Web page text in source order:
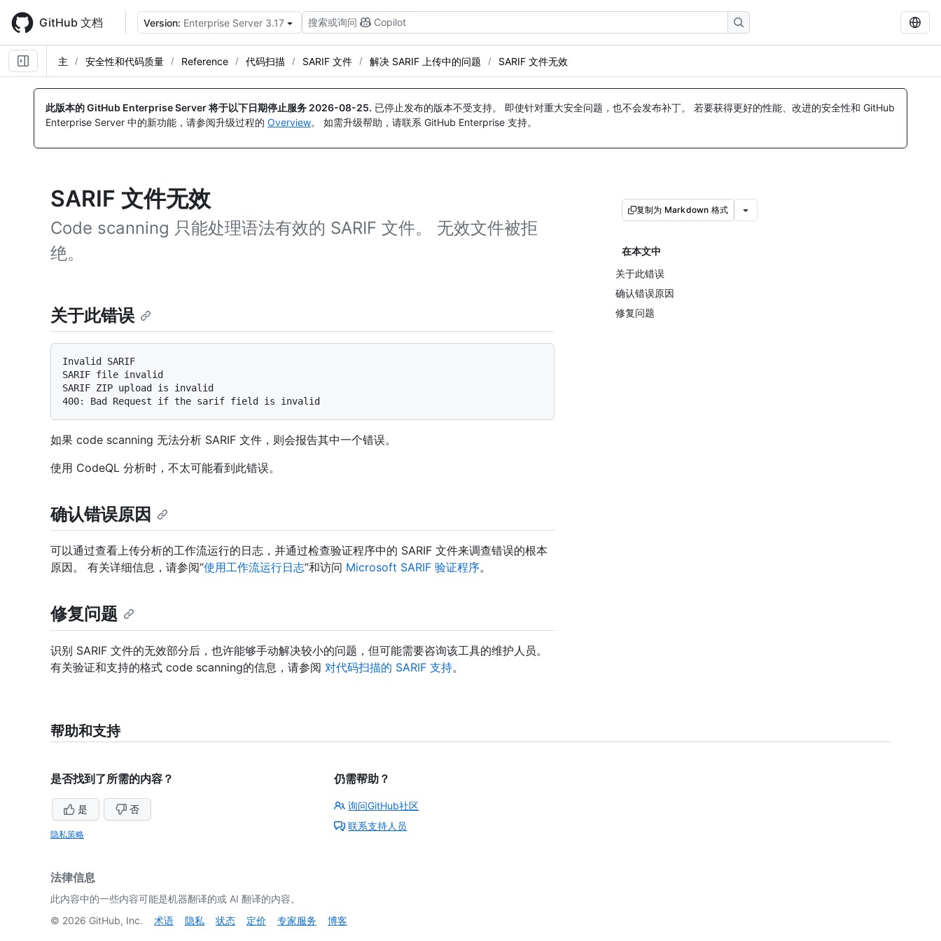
main
content
GitHub 文档 Version: Enterprise Server 3.17 搜索或询问 Copilot
主 安全性和代码质量 Reference 代码扫描 SARIF 文件 解决 SARIF 上传中的问题 SARIF 文件无效
此版本的 GitHub Enterprise Server 将于以下日期停止服务 2026-08-25. 已停止发布的版本不受支持。 即使针对重大安全问题，也不会发布补丁。 若要获得更好的性能、改进的安全性和 GitHub
Enterprise Server 中的新功能，请参阅升级过程的 Overview。 如需升级帮助，请联系 GitHub Enterprise 支持。
SARIF 文件无效
Code scanning 只能处理语法有效的 SARIF 文件。 无效文件被拒
绝。
复制为 Markdown 格式
在本文中
关于此错误
确认错误原因
修复问题
关于此错误
Invalid SARIF
SARIF file invalid
SARIF ZIP upload is invalid
如果 code scanning 无法分析 SARIF 文件，则会报告其中一个错误。
使用 CodeQL 分析时，不太可能看到此错误。
确认错误原因
可以通过查看上传分析的工作流运行的日志，并通过检查验证程序中的 SARIF 文件来调查错误的根本
原因。 有关详细信息，请参阅“使用工作流运行日志”和访问 Microsoft SARIF 验证程序。
修复问题
识别 SARIF 文件的无效部分后，也许能够手动解决较小的问题，但可能需要咨询该工具的维护人员。
有关验证和支持的格式 code scanning的信息，请参阅 对代码扫描的 SARIF 支持。
帮助和支持
是否找到了所需的内容？
是 否
隐私策略
仍需帮助？
询问GitHub社区
联系支持人员
法律信息
此内容中的一些内容可能是机器翻译的或 AI 翻译的内容。
© 2026 GitHub, Inc. 术语 隐私 状态 定价 专家服务 博客